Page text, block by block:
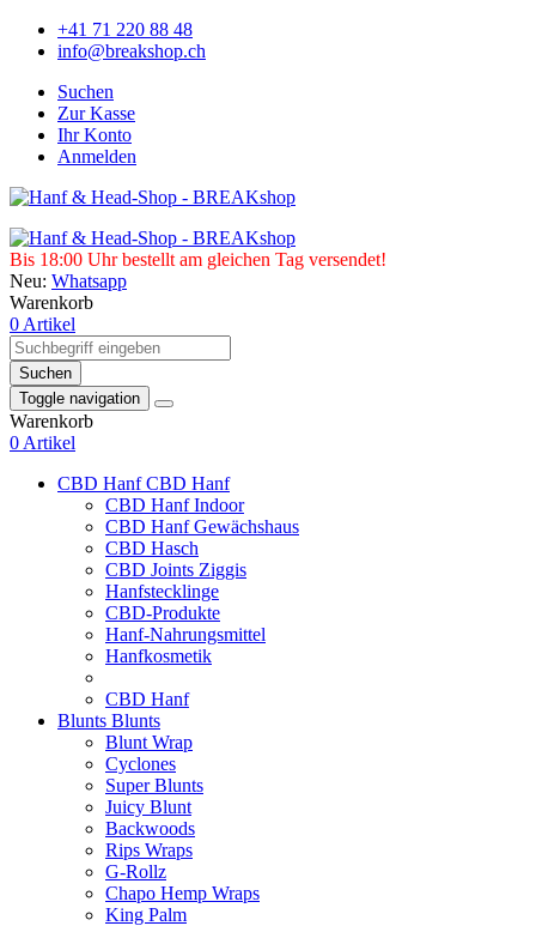
+41 71 220 88 48
info@breakshop.ch
Suchen
Zur Kasse
Ihr Konto
Anmelden
Bis 18:00 Uhr bestellt am gleichen Tag versendet!
Neu: Whatsapp
Warenkorb
0 Artikel
Suchen
Toggle navigation
Warenkorb
0 Artikel
CBD HanfCBD Hanf
CBD Hanf Indoor
CBD Hanf Gewächshaus
CBD Hasch
CBD Joints Ziggis
Hanfstecklinge
CBD-Produkte
Hanf-Nahrungsmittel
Hanfkosmetik
CBD Hanf
Blunts Blunts
Blunt Wrap
Cyclones
Super Blunts
Juicy Blunt
Backwoods
Rips Wraps
G-Rollz
Chapo Hemp Wraps
King Palm